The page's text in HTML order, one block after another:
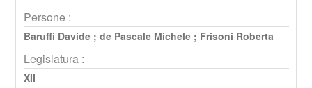
Persone :
Baruffi Davide; de Pascale Michele; Frisoni Roberta
Legislatura :
XII